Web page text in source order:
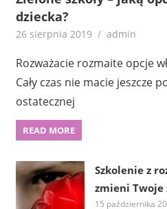
dziecka?
26 sierpnia 2019 admin
Rozważacie rozmaite opcje
Cały czas nie macie jeszcze
ostatecznej
READ MORE
Szkolenie z
zmieni Twoje
15 października